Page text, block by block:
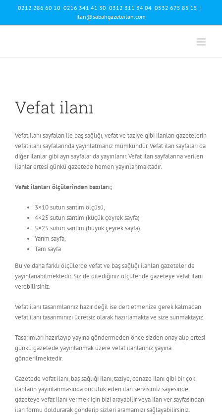
content
0212 286 60 10 0216 341 41 30 0312 311 34 04 0532 675 85 15 |
ilan@sabahgazeteilan.com
Vefat ilanı
Vefat ilanı sayfaları ile baş sağlığı, vefat ve taziye gibi ilanları gazetelerin
vefat ilanı sayfalarında yayınlatmanız mümkündür. Vefat ilan sayfaları da
diğer ilanlar gibi ayrı sayfalar da yayınlanır. Vefat ilan sayfalarına verilen
ilanlar ertesi günkü gazetede hemen yayınlanmaktadır.
Vefat ilanları ölçülerinden bazıları;
3×10 sutun santim ölçüsü,
4×25 sutun santim (küçük çeyrek sayfa)
5×25 sutun santim (büyük çeyrek sayfa)
Yarım sayfa,
Tam sayfa
Bu ve daha farklı ölçülerde vefat ve baş sağlığı ilanları gazeteler de
yayınlanabilmektedir. Siz de dilediğiniz ölçüler de gazeteye vefat ilanı
verebilirsiniz.
Vefat ilanı tasarımlarınız hazır değil ise dert etmenize gerek kalmadan
vefat ilanı tasarımınızı ücretsiz olarak hazırlamakta ve size sunmaktayız.
Tasarımları hazırlayıp yayına göndermeden önce sizden onay alıp ertesi
günkü gazetede yayınlanmak üzere vefat ilanlarınız yayına
gönderilmektedir.
Gazetede vefat ilanı, baş sağlığı ilanı, taziye, cenaze ilanı gibi bir çok
ilanların yayınlanmasında öncülük eden ilan servisimiz sayesinde
gazeteye vefat ilanı vermek için bizi arayabilir veya ilan ver sayfasından
ilan formu doldurarak gönderip sizleri aramamızı sağlayabilirsiniz.